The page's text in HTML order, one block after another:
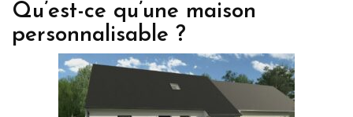
Qu’est-ce qu’une maison
personnalisable ?